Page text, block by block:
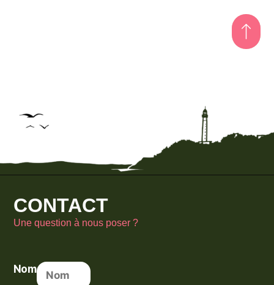
CONTACT
Une question à nous poser ?
Nom